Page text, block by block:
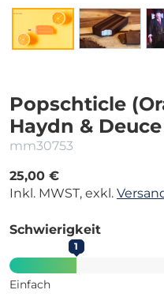
Popschticle
Haydn &
mm30753
25,00 €
Inkl. MWST, exkl.
Schwierigkeit
1
Einfach